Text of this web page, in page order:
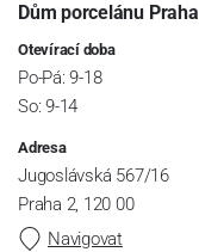
Dům porcelánu Praha
Otevírací doba
Po-Pá: 9-18
So: 9-14
Adresa
Jugoslávská 567/16
Praha 2, 120 00
Navigovat